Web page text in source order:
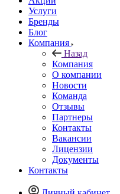
Услуги
Бренды
Блог
Компания
Назад
Компания
О компании
Новости
Команда
Отзывы
Партнеры
Контакты
Вакансии
Лицензии
Документы
Контакты